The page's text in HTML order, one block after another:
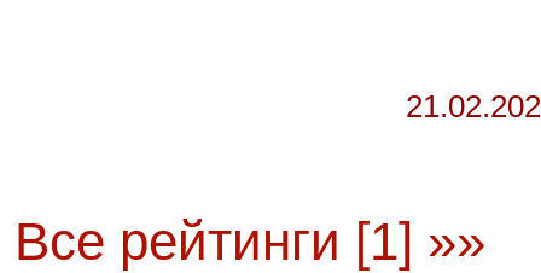
Все рейтинги [1] »»